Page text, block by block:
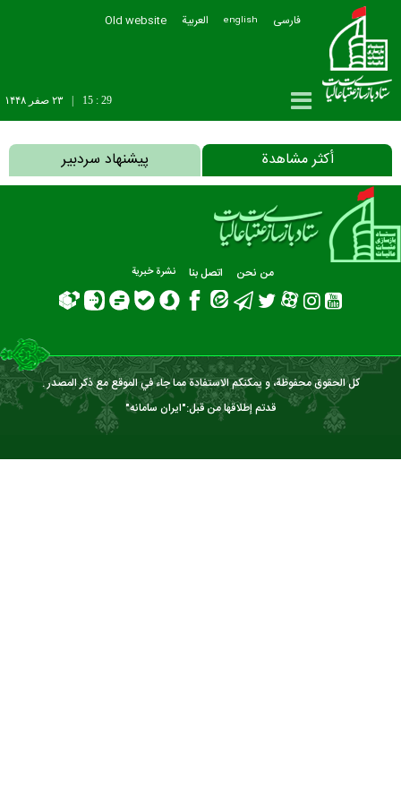
فارسی english العربیة Old website
۲۳ صفر ۱۴۴۸ 15 : 29
أکثر مشاهدة پیشنهاد سردبیر
من نحن اتصل بنا نشرة‌ خبریة
كل الحقوق محفوظة، و يمكنكم الاستفادة مما جاء في الموقع مع ذكر المصدر .
قدتم إطلاقها من قبل:"ایران سامانه"